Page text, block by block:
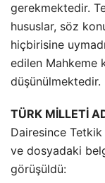
gerekmektedir.
hususlar, söz
hiçbirisine
edilen Mahkeme
düşünülmektedir.
TÜRK MİLLETİ
Dairesince
ve dosyadaki
görüşüldü: